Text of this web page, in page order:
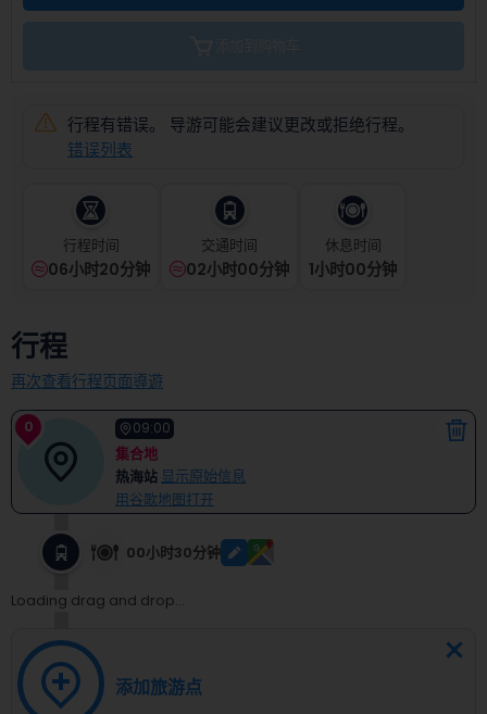
the
date.
get
shortcuts
for
changing
dates.
行程有错误。 导游可能会建议更改或拒绝行程。
错误列表
行程时间
06小时20分钟
交通时间
02小时00分钟
休息时间
1小时00分钟
行程
再次查看行程页面導遊
0 09:00
集合地
热海站 显示原始信息
用谷歌地图打开
00小时30分钟
Loading drag and drop...
添加旅游点